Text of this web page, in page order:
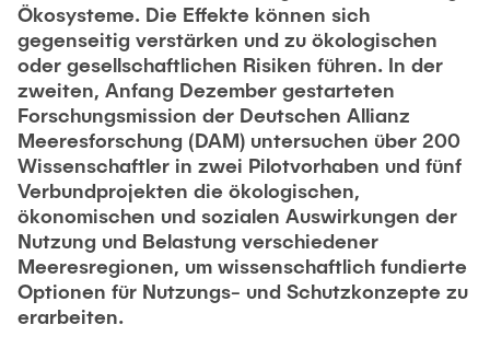
Ökosysteme. Die Effekte können sich
gegenseitig verstärken und zu ökologischen
oder gesellschaftlichen Risiken führen. In der
zweiten, Anfang Dezember gestarteten
Forschungsmission der Deutschen Allianz
Meeresforschung (DAM) untersuchen über 200
Wissenschaftler in zwei Pilotvorhaben und fünf
Verbundprojekten die ökologischen,
ökonomischen und sozialen Auswirkungen der
Nutzung und Belastung verschiedener
Meeresregionen, um wissenschaftlich fundierte
Optionen für Nutzungs- und Schutzkonzepte zu
erarbeiten.